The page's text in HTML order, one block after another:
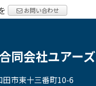
お問い合わせ
合同会社ユアーズ
田市東十三番町10-6